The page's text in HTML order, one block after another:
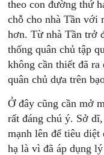
theo con đường thứ
chỗ cho nhà Tần với
hơn. Từ nhà Tần trở
thống quân chủ tập
không cần thiết đã
quân chủ dựa trên
Ở đây cũng cần mở
rất đáng chú ý. Sở
mạnh lên để tiêu diệt
hạ là vì đã áp dụng